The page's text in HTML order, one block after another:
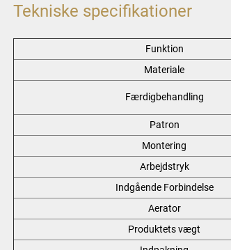
Tekniske specifikationer
Funktion
Materiale
Færdigbehandling
Patron
Montering
Arbejdstryk
Indgående Forbindelse
Aerator
Produktets vægt